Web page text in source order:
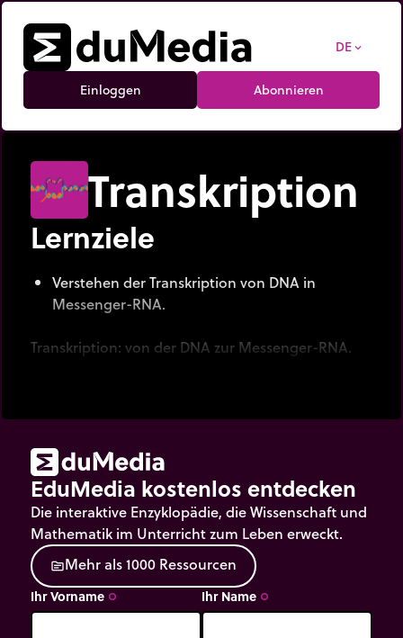
DE expand_more
Einloggen Abonnieren
Transkription
Lernziele
Verstehen der Transkription von DNA in
Messenger-RNA.
Transkription: von der DNA zur Messenger-RNA.
EduMedia kostenlos entdecken
Die interaktive Enzyklopädie, die Wissenschaft und
Mathematik im Unterricht zum Leben erweckt.
sourceMehrals1000 Ressourcen
Ihr Vorname trip_origin Ihr Name trip_origin